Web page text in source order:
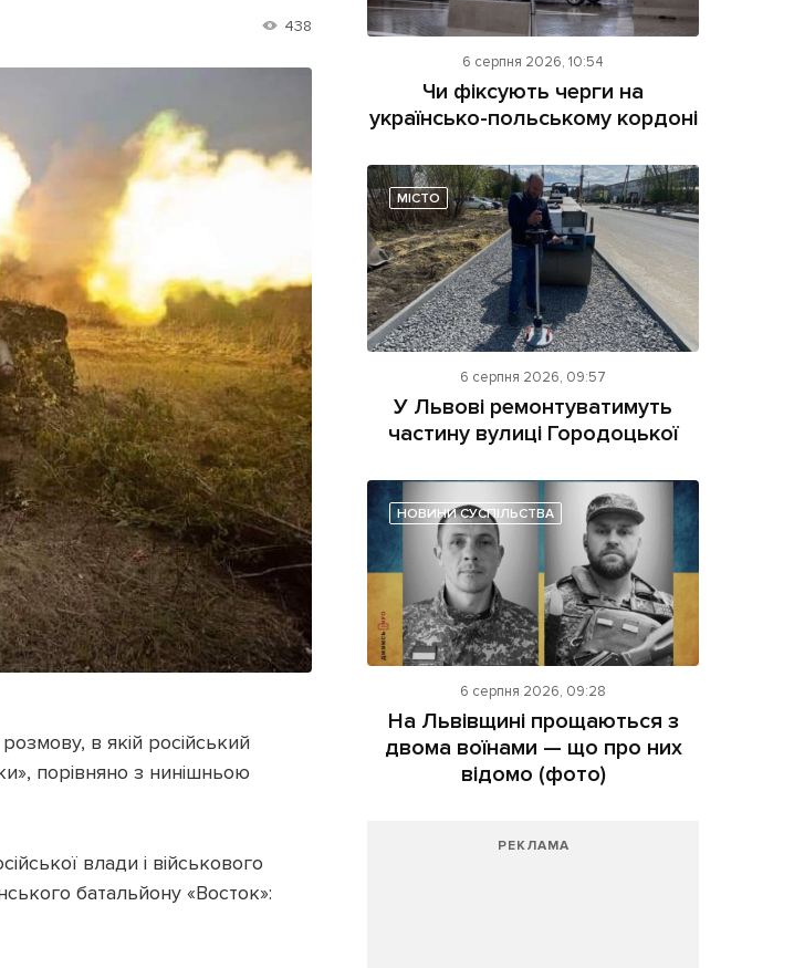
[email protected]
Реклама на сайті
Політика конфіденційності
438
в якій російський
порівняно з нинішньою
влади і військового
батальйону «Восток»:
6 серпня 2026, 10:54
Чи фіксують черги на
українсько-польському кордоні
МІСТО
6 серпня 2026, 09:57
У Львові ремонтуватимуть
частину вулиці Городоцької
НОВИНИ СУСПІЛЬСТВА
6 серпня 2026, 09:28
На Львівщині прощаються з
двома воїнами — що про них
відомо (фото)
РЕКЛАМА